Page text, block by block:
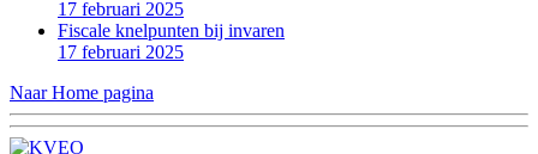
17 februari 2025
Fiscale knelpunten bij invaren
17 februari 2025
Naar Home pagina